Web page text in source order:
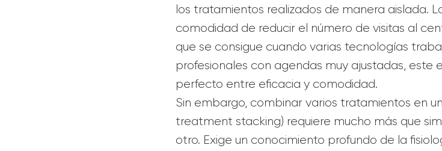
los tratamientos realizados de manera aislada.
comodidad de reducir el número de visitas al
que se consigue cuando varias tecnologías
profesionales con agendas muy ajustadas, este
perfecto entre eficacia y comodidad.
Sin embargo, combinar varios tratamientos en
treatment stacking) requiere mucho más que
otro. Exige un conocimiento profundo de la